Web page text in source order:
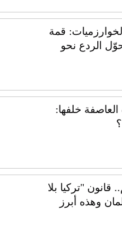
قمة
الردع نحو
العاصفة خلفها:
"تركيا بلا
وهذه أبرز